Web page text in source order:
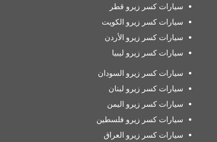
سيارات كسر زيرو قطر
سيارات كسر زيرو الكويت
سيارات كسر زيرو الأردن
سيارات كسر زيرو ليبيا
سيارات كسر زيرو السودان
سيارات كسر زيرو لبنان
سيارات كسر زيرو اليمن
سيارات كسر زيرو فلسطين
سيارات كسر زيرو العراق